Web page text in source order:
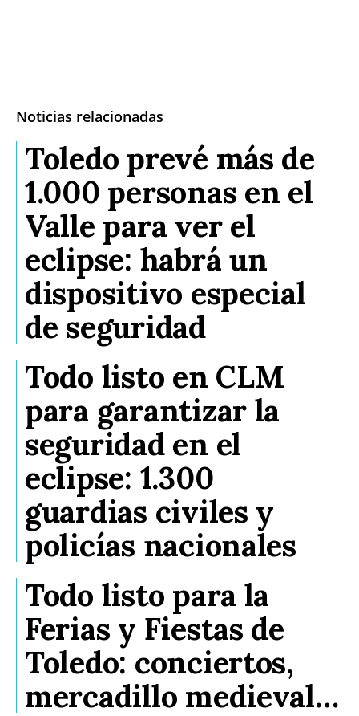
Noticias relacionadas
Toledo prevé más de
1.000 personas en el
Valle para ver el
eclipse: habrá un
dispositivo especial
de seguridad
Todo listo en CLM
para garantizar la
seguridad en el
eclipse: 1.300
guardias civiles y
policías nacionales
Todo listo para la
Ferias y Fiestas de
Toledo: conciertos,
mercadillo medieval…